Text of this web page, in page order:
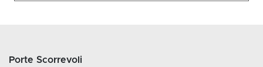
Porte Scorrevoli